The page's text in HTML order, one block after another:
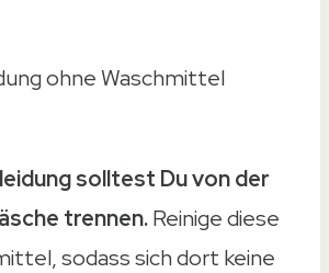
ohne Waschmittel
solltest Du von der
trennen.Reinige diese
sodass sich dort keine